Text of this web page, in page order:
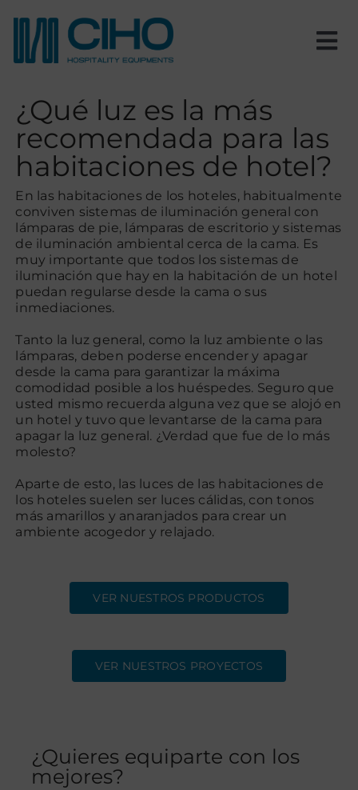
contenido
Nosotros
Productos
Estancias
Proyectos
Blog
Contacto
¿Qué luz es la más
recomendada para las
habitaciones de hotel?
En las habitaciones de los hoteles, habitualmente
conviven sistemas de iluminación general con
lámparas de pie, lámparas de escritorio y sistemas
de iluminación ambiental cerca de la cama. Es
muy importante que todos los sistemas de
iluminación que hay en la habitación de un hotel
puedan regularse desde la cama o sus
inmediaciones.
Tanto la luz general, como la luz ambiente o las
lámparas, deben poderse encender y apagar
desde la cama para garantizar la máxima
comodidad posible a los huéspedes. Seguro que
usted mismo recuerda alguna vez que se alojó en
un hotel y tuvo que levantarse de la cama para
apagar la luz general. ¿Verdad que fue de lo más
molesto?
Aparte de esto, las luces de las habitaciones de
los hoteles suelen ser luces cálidas, con tonos
más amarillos y anaranjados para crear un
ambiente acogedor y relajado.
VER NUESTROS PRODUCTOS
VER NUESTROS PROYECTOS
¿Quieres equiparte con los
mejores?